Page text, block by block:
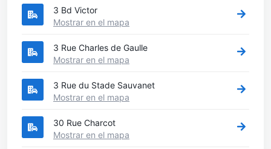
3 Bd Victor
Mostrar en el mapa
3 Rue Charles de Gaulle
Mostrar en el mapa
3 Rue du Stade Sauvanet
Mostrar en el mapa
30 Rue Charcot
Mostrar en el mapa